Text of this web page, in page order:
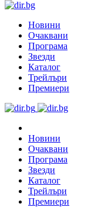
Новини
Очаквани
Програма
Звезди
Каталог
Трейлъри
Премиери
Новини
Очаквани
Програма
Звезди
Каталог
Трейлъри
Премиери